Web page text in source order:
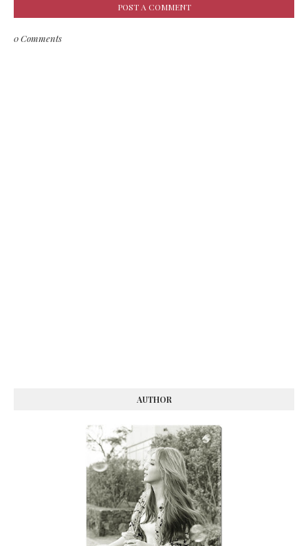
POST A COMMENT
0 Comments
AUTHOR